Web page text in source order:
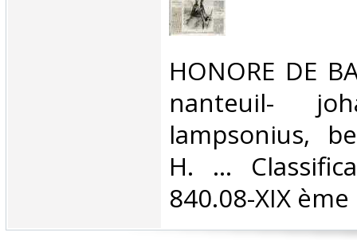
‎HONORE DE
nanteuil-
lampsonius,
H. ...
840.08-XIX